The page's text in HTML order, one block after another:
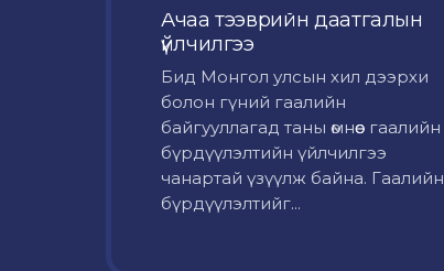
Ачаа тээврийн даатгалын
үйлчилгээ
Бид Монгол улсын хил дээрхи
болон гүний гаалийн
байгууллагад таны өмнөөс гаалийн
бүрдүүлэлтийн үйлчилгээ
чанартай үзүүлж байна. Гаалийн
бүрдүүлэлтийг...